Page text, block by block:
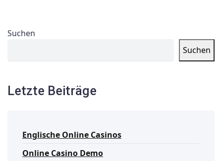
Suchen
Suchen
Letzte Beiträge
Englische Online Casinos
Online Casino Demo